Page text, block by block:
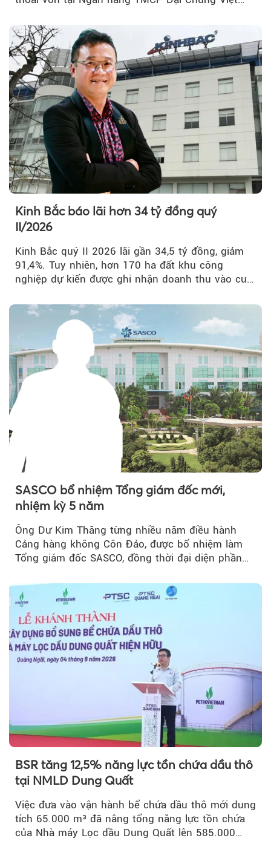
Kinh Bắc báo lãi hơn 34 tỷ đồng quý
II/2026
Kinh Bắc quý II 2026 lãi gần 34,5 tỷ đồng, giảm
91,4%. Tuy nhiên, hơn 170 ha đất khu công
nghiệp dự kiến được ghi nhận doanh thu vào cuối
SASCO bổ nhiệm Tổng giám đốc mới,
nhiệm kỳ 5 năm
Ông Dư Kim Thăng từng nhiều năm điều hành
Cảng hàng không Côn Đảo, được bổ nhiệm làm
Tổng giám đốc SASCO, đồng thời đại diện phần
BSR tăng 12,5% năng lực tồn chứa dầu thô
tại NMLD Dung Quất
Việc đưa vào vận hành bể chứa dầu thô mới dung
tích 65.000 m³ đã nâng tổng năng lực tồn chứa
của Nhà máy Lọc dầu Dung Quất lên 585.000